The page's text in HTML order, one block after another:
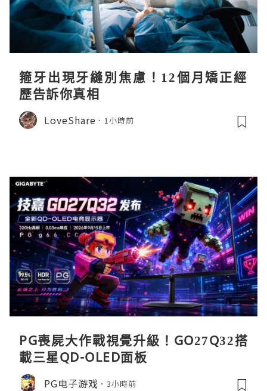
箍牙出現牙縫別焦慮！12個月矯正經
歷告訴你真相
LoveShare 1小時前
PG喪屍大作戰視覺升級！GO27Q32搭
載三星QD-OLED面板
PG电子游戏 3小時前